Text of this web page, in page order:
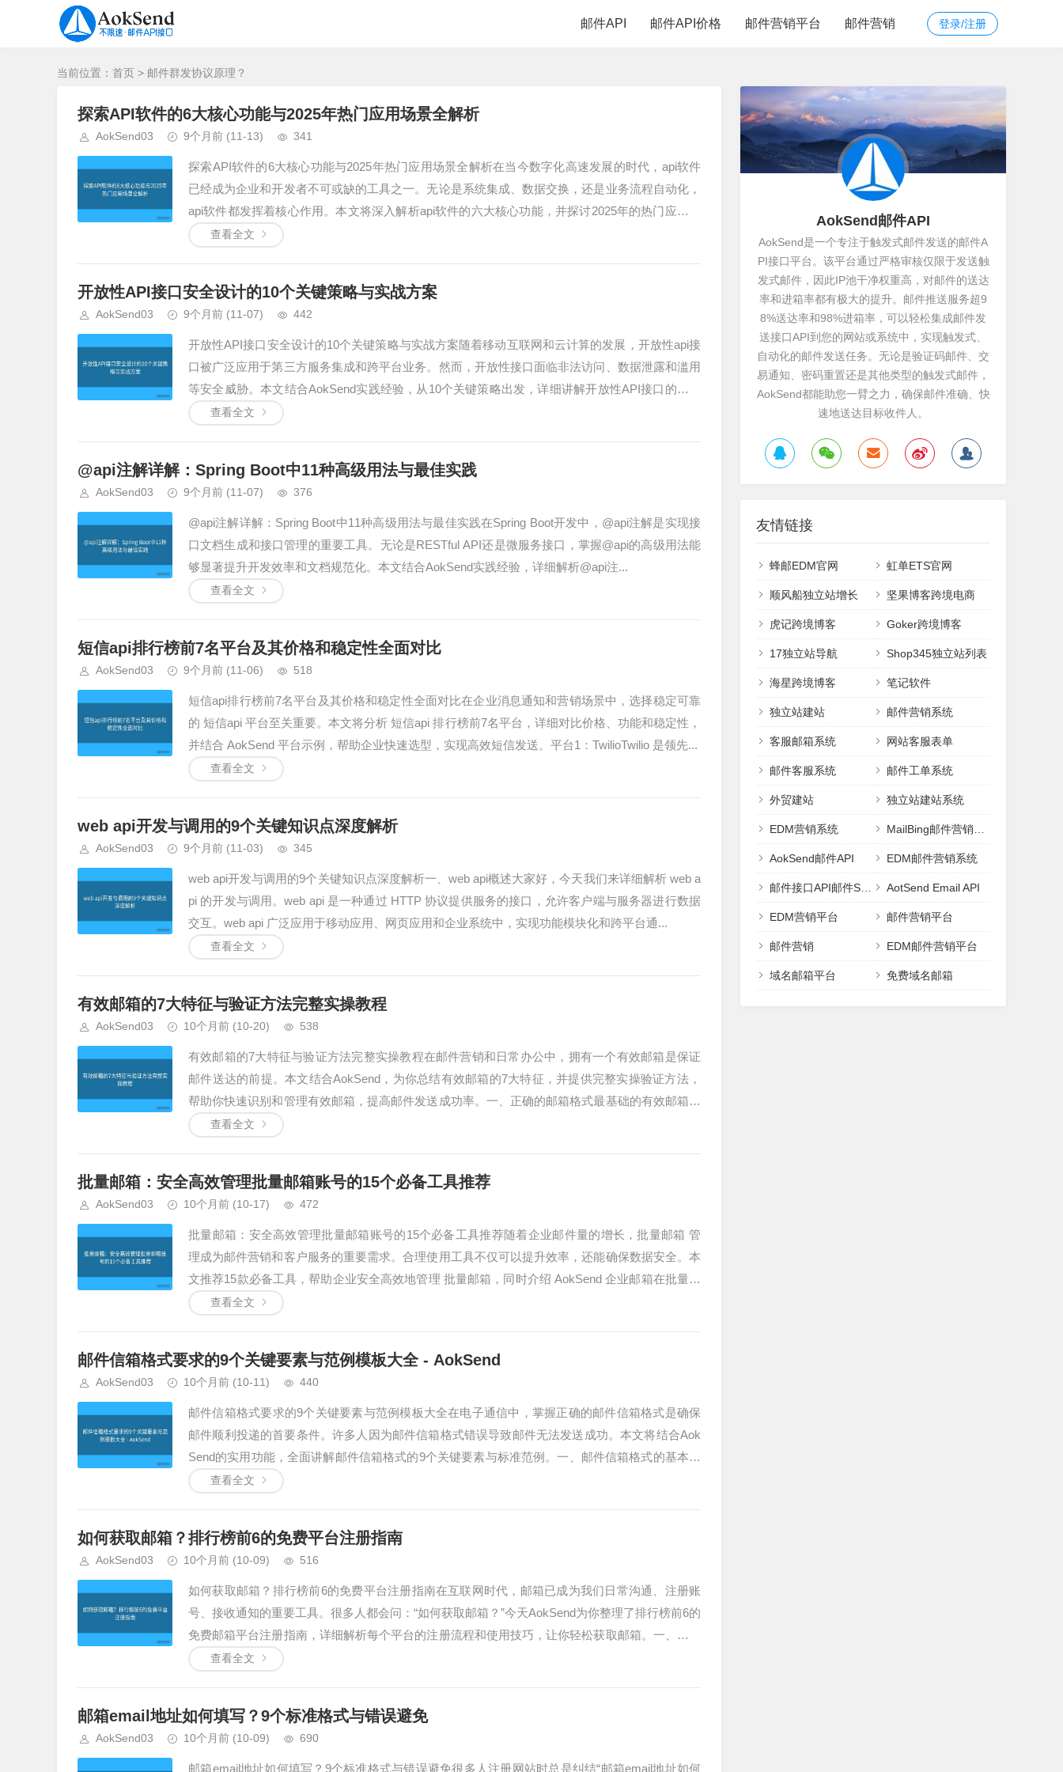
登录/注册
邮件API 邮件API价格 邮件营销平台 邮件营销
当前位置： 首页 > 邮件群发协议原理？
探索API软件的6大核心功能与2025年热门应用场景全解析
AokSend03 9个月前 (11-13) 341
探索API软件的6大核心功能与2025年热门应用场景全解析在当今数字化高速发展的时代，api软件
已经成为企业和开发者不可或缺的工具之一。无论是系统集成、数据交换，还是业务流程自动化，
api软件都发挥着核心作用。本文将深入解析api软件的六大核心功能，并探讨2025年的热门应用场
景，同时介绍如何借助A...
查看全文
开放性API接口安全设计的10个关键策略与实战方案
AokSend03 9个月前 (11-07) 442
开放性API接口安全设计的10个关键策略与实战方案随着移动互联网和云计算的发展，开放性api接
口被广泛应用于第三方服务集成和跨平台业务。然而，开放性接口面临非法访问、数据泄露和滥用
等安全威胁。本文结合AokSend实践经验，从10个关键策略出发，详细讲解开放性API接口的安全
设计及实战方案，帮助开发...
查看全文
@api注解详解：Spring Boot中11种高级用法与最佳实践
AokSend03 9个月前 (11-07) 376
@api注解详解：Spring Boot中11种高级用法与最佳实践在Spring Boot开发中，@api注解是实现接
口文档生成和接口管理的重要工具。无论是RESTful API还是微服务接口，掌握@api的高级用法能
够显著提升开发效率和文档规范化。本文结合AokSend实践经验，详细解析@api注...
查看全文
短信api排行榜前7名平台及其价格和稳定性全面对比
AokSend03 9个月前 (11-06) 518
短信api排行榜前7名平台及其价格和稳定性全面对比在企业消息通知和营销场景中，选择稳定可靠
的 短信api 平台至关重要。本文将分析 短信api 排行榜前7名平台，详细对比价格、功能和稳定性，
并结合 AokSend 平台示例，帮助企业快速选型，实现高效短信发送。平台1：TwilioTwilio 是领先...
查看全文
web api开发与调用的9个关键知识点深度解析
AokSend03 9个月前 (11-03) 345
web api开发与调用的9个关键知识点深度解析一、web api概述大家好，今天我们来详细解析 web a
pi 的开发与调用。web api 是一种通过 HTTP 协议提供服务的接口，允许客户端与服务器进行数据
交互。web api 广泛应用于移动应用、网页应用和企业系统中，实现功能模块化和跨平台通...
查看全文
有效邮箱的7大特征与验证方法完整实操教程
AokSend03 10个月前 (10-20) 538
有效邮箱的7大特征与验证方法完整实操教程在邮件营销和日常办公中，拥有一个有效邮箱是保证
邮件送达的前提。本文结合AokSend，为你总结有效邮箱的7大特征，并提供完整实操验证方法，
帮助你快速识别和管理有效邮箱，提高邮件发送成功率。一、正确的邮箱格式最基础的有效邮箱特
征是格式正确。邮箱需包含用户名、@符...
查看全文
批量邮箱：安全高效管理批量邮箱账号的15个必备工具推荐
AokSend03 10个月前 (10-17) 472
批量邮箱：安全高效管理批量邮箱账号的15个必备工具推荐随着企业邮件量的增长，批量邮箱 管
理成为邮件营销和客户服务的重要需求。合理使用工具不仅可以提升效率，还能确保数据安全。本
文推荐15款必备工具，帮助企业安全高效地管理 批量邮箱，同时介绍 AokSend 企业邮箱在批量管
理中的优势。1. 邮箱管理平...
查看全文
邮件信箱格式要求的9个关键要素与范例模板大全 - AokSend
AokSend03 10个月前 (10-11) 440
邮件信箱格式要求的9个关键要素与范例模板大全在电子通信中，掌握正确的邮件信箱格式是确保
邮件顺利投递的首要条件。许多人因为邮件信箱格式错误导致邮件无法发送成功。本文将结合Aok
Send的实用功能，全面讲解邮件信箱格式的9个关键要素与标准范例。一、邮件信箱格式的基本结
构解析标准的邮件信箱格式由三部分组成...
查看全文
如何获取邮箱？排行榜前6的免费平台注册指南
AokSend03 10个月前 (10-09) 516
如何获取邮箱？排行榜前6的免费平台注册指南在互联网时代，邮箱已成为我们日常沟通、注册账
号、接收通知的重要工具。很多人都会问：“如何获取邮箱？”今天AokSend为你整理了排行榜前6的
免费邮箱平台注册指南，详细解析每个平台的注册流程和使用技巧，让你轻松获取邮箱。一、如何
获取邮箱的基础知识在了解如何获取...
查看全文
邮箱email地址如何填写？9个标准格式与错误避免
AokSend03 10个月前 (10-09) 690
邮箱email地址如何填写？9个标准格式与错误避免很多人注册网站时总是纠结“邮箱email地址如何
AokSend邮件API
AokSend是一个专注于触发式邮件发送的邮件A
PI接口平台。该平台通过严格审核仅限于发送触
发式邮件，因此IP池干净权重高，对邮件的送达
率和进箱率都有极大的提升。邮件推送服务超9
8%送达率和98%进箱率，可以轻松集成邮件发
送接口API到您的网站或系统中，实现触发式、
自动化的邮件发送任务。无论是验证码邮件、交
易通知、密码重置还是其他类型的触发式邮件，
AokSend都能助您一臂之力，确保邮件准确、快
速地送达目标收件人。
友情链接
蜂邮EDM官网 虹单ETS官网
顺风船独立站增长 坚果博客跨境电商
虎记跨境博客 Goker跨境博客
17独立站导航 Shop345独立站列表
海星跨境博客 笔记软件
独立站建站 邮件营销系统
客服邮箱系统 网站客服表单
邮件客服系统 邮件工单系统
外贸建站 独立站建站系统
EDM营销系统 MailBing邮件营销平台
AokSend邮件API EDM邮件营销系统
邮件接口API邮件SMTP AotSend Email API
EDM营销平台 邮件营销平台
邮件营销 EDM邮件营销平台
域名邮箱平台 免费域名邮箱